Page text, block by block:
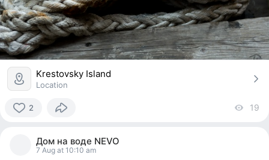
Krestovsky Island
Location
2 19
Дом на воде NEVO
7 Aug at 10:10 am